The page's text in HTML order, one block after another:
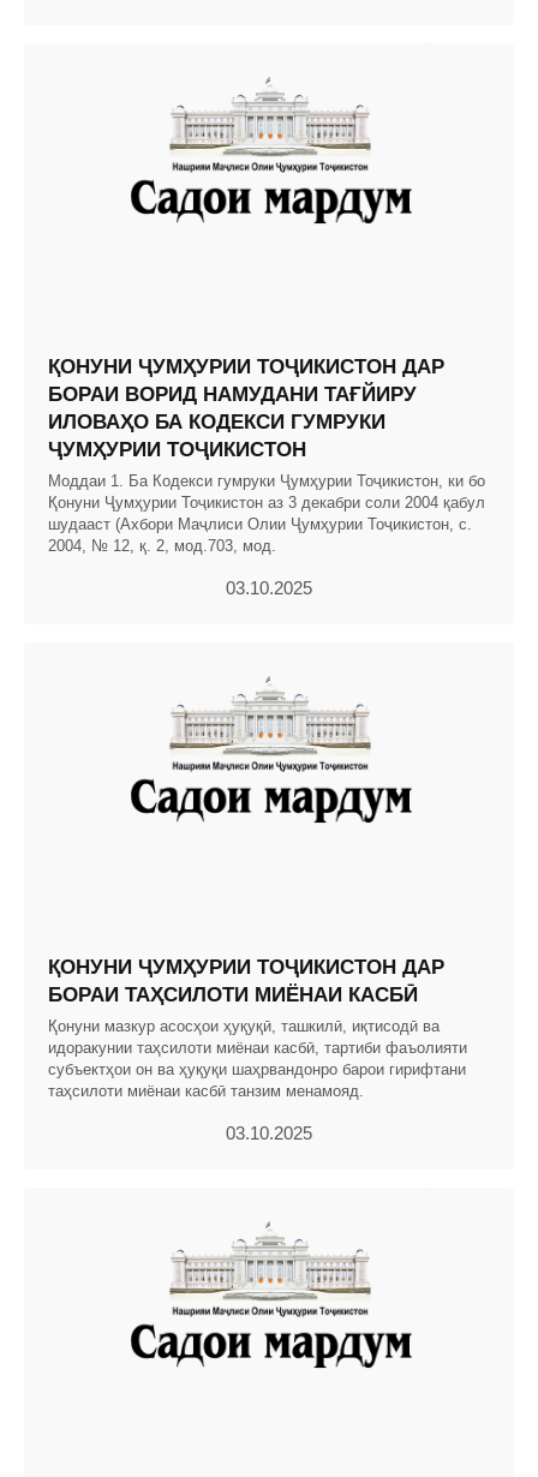
ҚОНУНИ ҶУМҲУРИИ ТОҶИКИСТОН ДАР
БОРАИ ВОРИД НАМУДАНИ ТАҒЙИРУ
ИЛОВАҲО БА КОДЕКСИ ГУМРУКИ
ҶУМҲУРИИ ТОҶИКИСТОН
Моддаи 1. Ба Кодекси гумруки Ҷумҳурии Тоҷикистон, ки бо
Қонуни Ҷумҳурии Тоҷикистон аз 3 декабри соли 2004 қабул
шудааст (Ахбори Маҷлиси Олии Ҷумҳурии Тоҷикистон, с.
2004, № 12, қ. 2, мод.703, мод.
03.10.2025
ҚОНУНИ ҶУМҲУРИИ ТОҶИКИСТОН ДАР
БОРАИ ТАҲСИЛОТИ МИЁНАИ КАСБӢ
Қонуни мазкур асосҳои ҳуқуқӣ, ташкилӣ, иқтисодӣ ва
идоракунии таҳсилоти миёнаи касбӣ, тартиби фаъолияти
субъектҳои он ва ҳуқуқи шаҳрвандонро барои гирифтани
таҳсилоти миёнаи касбӣ танзим менамояд.
03.10.2025